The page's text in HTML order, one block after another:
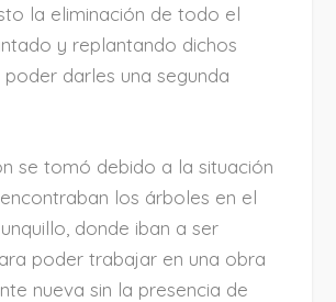
la eliminación de todo el
y replantando dichos
darles una segunda
se tomó debido a la situación
los árboles en el
donde iban a ser
poder trabajar en una obra
nueva sin la presencia de